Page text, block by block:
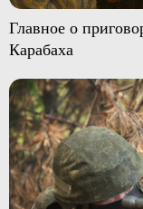
Главное о
Карабаха